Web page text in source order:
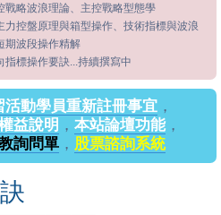
戰略波浪理論、主控戰略型態學
力控盤原理與箱型操作、技術指標與波浪
期波段操作精解
指標操作要訣...持續撰寫中
活動學員重新註冊事宜 ，
益說明 ， 本站論壇功能，
詢問單， 股票諮詢系統